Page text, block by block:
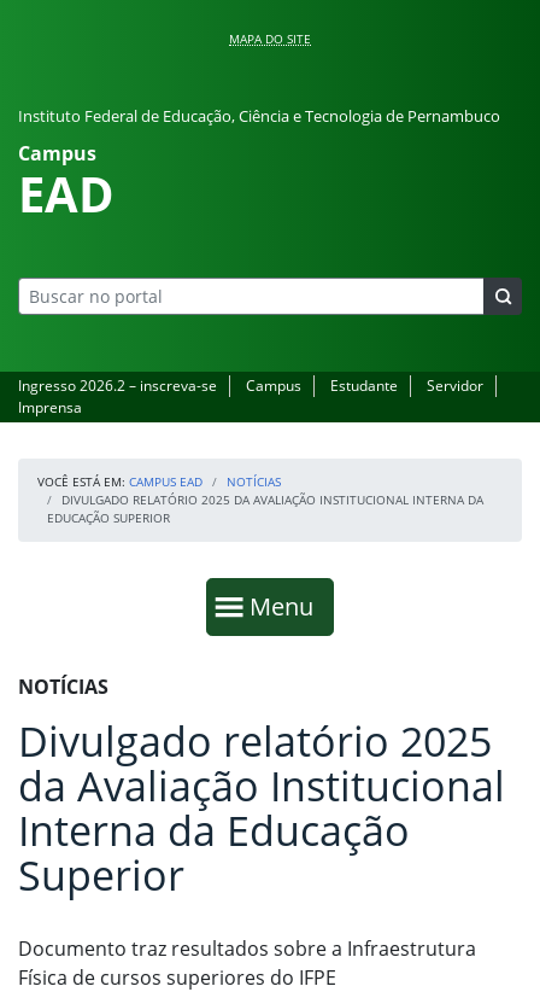
MAPA DO SITE
Instituto Federal de Educação, Ciência e Tecnologia de Pernambuco
Campus
EAD
Ingresso 2026.2 – inscreva-se Campus Estudante
Servidor
Imprensa
VOCÊ ESTÁ EM: CAMPUS EAD
NOTÍCIAS
DIVULGADO RELATÓRIO 2025 DA AVALIAÇÃO INSTITUCIONAL INTERNA DA
EDUCAÇÃO SUPERIOR
Mostrar
Menu
Fim da navegação
Início do conteúdo
NOTÍCIAS
Divulgado relatório 2025
da Avaliação Institucional
Interna da Educação
Superior
Documento traz resultados sobre a Infraestrutura
Física de cursos superiores do IFPE